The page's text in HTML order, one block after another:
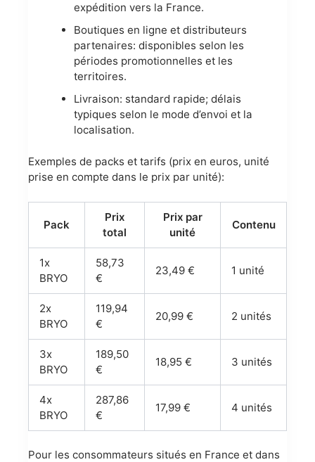
expédition vers la France.
Boutiques en ligne et distributeurs
partenaires: disponibles selon les
périodes promotionnelles et les
territoires.
Livraison: standard rapide; délais
typiques selon le mode d’envoi et la
localisation.
Exemples de packs et tarifs (prix en euros, unité
prise en compte dans le prix par unité):
Pack
Prix
total
Prix par
unité
Contenu
1x
BRYO
58,73
€
23,49 € 1 unité
2x
BRYO
119,94
€
20,99 € 2 unités
3x
BRYO
189,50
€
18,95 € 3 unités
4x
BRYO
287,86
€
17,99 € 4 unités
Pour les consommateurs situés en France et dans